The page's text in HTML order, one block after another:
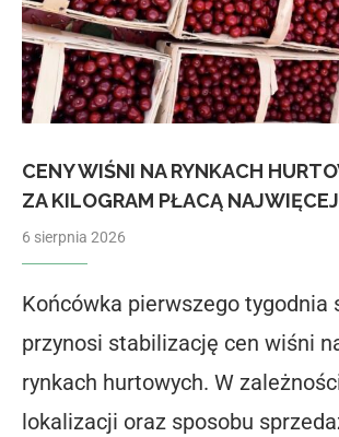
CENY WIŚNI NA RYNKACH
ZA KILOGRAM PŁACĄ
6 sierpnia 2026
Końcówka pierwszego tygodnia
przynosi stabilizację cen wiśni
rynkach hurtowych. W
lokalizacji oraz sposobu